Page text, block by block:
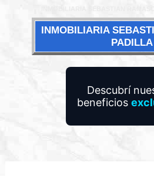
INMOBILIARIA
PADILLA
Descubrí
beneficios